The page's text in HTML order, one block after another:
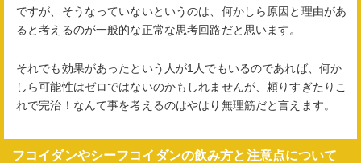
ですが、そうなっていないというのは、何かしら原因と理由があ
ると考えるのが一般的な正常な思考回路だと思います。
それでも効果があったという人が1人でもいるのであれば、何か
しら可能性はゼロではないのかもしれませんが、頼りすぎたりこ
れで完治！なんて事を考えるのはやはり無理筋だと言えます。
フコイダンやシーフコイダンの飲み方と注意点について